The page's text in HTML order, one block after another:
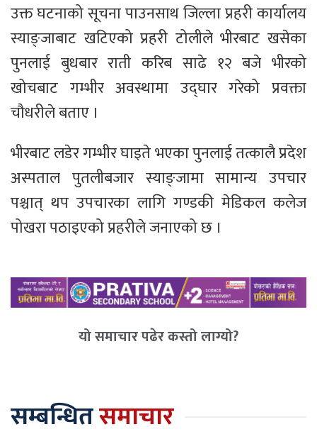
उक्त घटनाको सूचना पाउनसाथ जिल्ला प्रहरी कार्यालय
स्याङ्जाबाट खटिएको प्रहरी टोलीले भीरबाट खसेका
पुनलाई बुधबार राती करिब साढे १२ बजे भीरको
खोचबाट गम्भीर अवस्थामा उद्घार गरेको प्रवक्ता
चौधरीले बताए ।
भीरबाट लडेर गम्भीर घाइते भएका पुनलाई तत्कालै प्रदेश
अस्पताल पुतलीबजार स्याङ्जामा सामान्य उपचार
पश्चात् थप उपचारका लागि गण्डकी मेडिकल कलेज
पोखरा पठाइएको प्रहरीले जनाएको छ ।
यो समाचार पढेर कस्तो लाग्यो?
सम्बन्धितसमाचार